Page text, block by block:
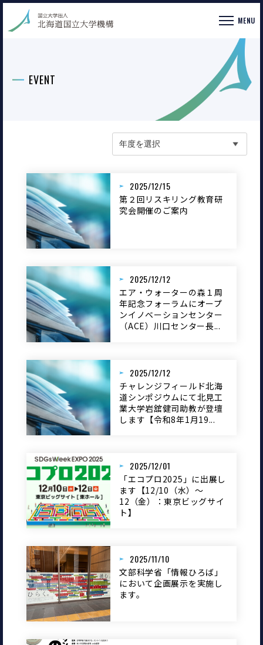
MENU
EVENT
2025/12/15
第２回リスキリング教育研
究会開催のご案内
2025/12/12
エア・ウォーターの森１周
年記念フォーラムにオープ
ンイノベーションセンター
（ACE）川口センター長...
2025/12/12
チャレンジフィールド北海
道シンポジウムにて北見工
業大学岩舘健司助教が登壇
します【令和8年1月19...
2025/12/01
「エコプロ2025」に出展し
ます【12/10（水）～
12（金）：東京ビッグサイ
ト】
2025/11/10
文部科学省「情報ひろば」
において企画展示を実施し
ます。